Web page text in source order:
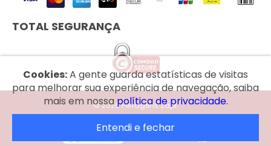
TOTAL SEGURANÇA
Cookies:A gente guarda estatísticas de visitas
para melhorar sua experiência de navegação, saiba
mais em nossapolítica de privacidade.
Entendi e fechar
© 2026 Ferragens Zapi.